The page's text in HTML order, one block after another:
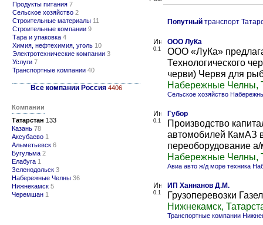
Продукты питания 7
Сельское хозяйство 2
Строительные материалы 11
Строительные компании 9
Тара и упаковка 4
Химия, нефтехимия, уголь 10
Электротехнические компании 3
Услуги 7
Транспортные компании 40
Все компании Россия 4406
Компании
Татарстан 133
Казань 78
Аксубаево 1
Альметьевск 6
Бугульма 2
Елабуга 1
Зеленодольск 3
Набережные Челны 36
Нижнекамск 5
Черемшан 1
Попутный транспорт
0.1
ООО ЛуКа
ООО «ЛуКа»
Технологического
черви) Червя для
Набережные Челны,
Сельское хозяйство
0.1
Губор
Производство
автомобилей КамАЗ
переоборудование
Набережные Челны,
Авиа авто ж/д море техника
0.1
ИП Ханнанов Д.М.
Грузоперевозки
Нижнекамск,
Транспортные компании